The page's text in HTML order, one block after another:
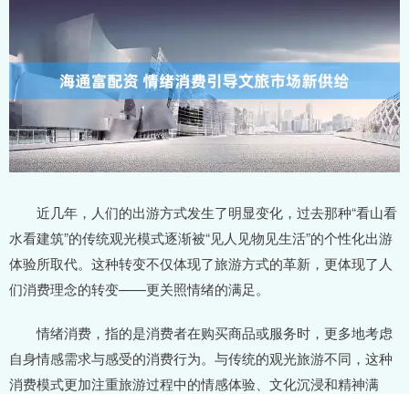
近几年，人们的出游方式发生了明显变化，过去那种“看山看
水看建筑”的传统观光模式逐渐被“见人见物见生活”的个性化出游
体验所取代。这种转变不仅体现了旅游方式的革新，更体现了人
们消费理念的转变——更关照情绪的满足。
情绪消费，指的是消费者在购买商品或服务时，更多地考虑
自身情感需求与感受的消费行为。与传统的观光旅游不同，这种
消费模式更加注重旅游过程中的情感体验、文化沉浸和精神满